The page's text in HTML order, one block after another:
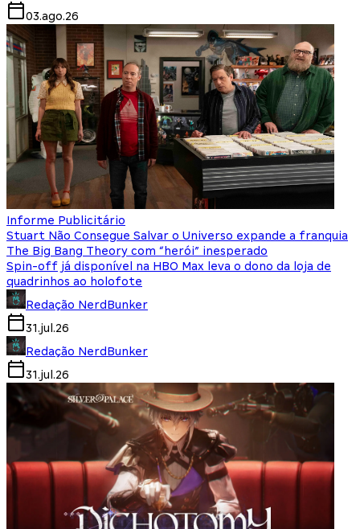
03.ago.26
Informe Publicitário
Stuart Não Consegue Salvar o Universo expande a franquia
The Big Bang Theory com “herói” inesperado
Spin-off já disponível na HBO Max leva o dono da loja de
quadrinhos ao holofote
Redação NerdBunker
31.jul.26
Redação NerdBunker
31.jul.26